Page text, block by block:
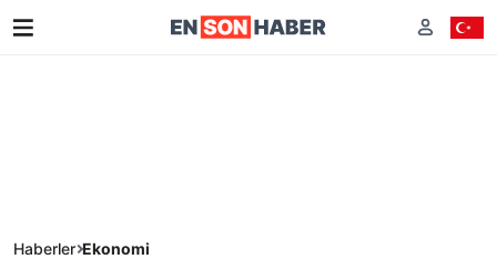
Haberler Ekonomi